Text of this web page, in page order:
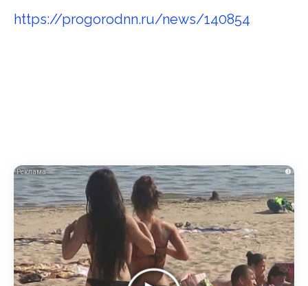
https://progorodnn.ru/news/140854
i